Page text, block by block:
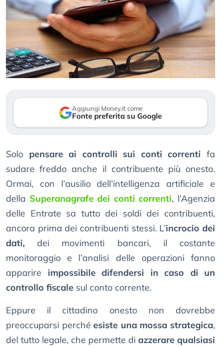
Aggiungi Money.it come
Fonte preferita su Google
Solo pensare ai controlli sui conti correnti fa
sudare freddo anche il contribuente più onesto.
Ormai, con l’ausilio dell’intelligenza artificiale e
della Superanagrafe dei conti correnti, l’Agenzia
delle Entrate sa tutto dei soldi dei contribuenti,
ancora prima dei contribuenti stessi. L’incrocio dei
dati, dei movimenti bancari, il costante
monitoraggio e l’analisi delle operazioni fanno
apparire impossibile difendersi in caso di un
controllo fiscale sul conto corrente.
Eppure il cittadino onesto non dovrebbe
preoccuparsi perchéesiste una mossa strategica,
del tutto legale, che permette di azzerare qualsiasi